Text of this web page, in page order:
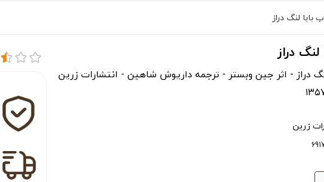
بابا لنگ دراز
دراز
دراز - اثر جین وبستر - ترجمه داریوش شاهین - انتشارات زرین
زرین